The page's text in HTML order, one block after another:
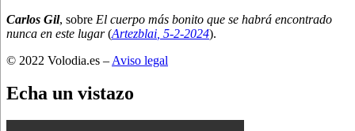
Carlos Gil, sobre El cuerpo más bonito que se habrá encontrado
nunca en este lugar(Artezblai , 5-2-2024).
© 2022 Volodia.es – Aviso legal
Echa un vistazo